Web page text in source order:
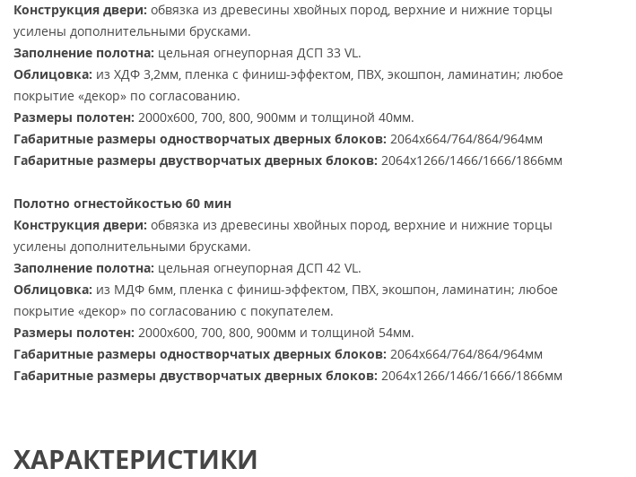
Конструкция двери: обвязка из древесины хвойных пород, верхние и нижние торцы
усилены дополнительными брусками.
Заполнение полотна: цельная огнеупорная ДСП 33 VL.
Облицовка: из ХДФ 3,2мм, пленка с финиш-эффектом, ПВХ, экошпон, ламинатин; любое
покрытие «декор» по согласованию.
Размеры полотен: 2000х600, 700, 800, 900мм и толщиной 40мм.
Габаритные размеры одностворчатых дверных блоков: 2064х664/764/864/964мм
Габаритные размеры двустворчатых дверных блоков: 2064х1266/1466/1666/1866мм
Полотно огнестойкостью 60 мин
Конструкция двери: обвязка из древесины хвойных пород, верхние и нижние торцы
усилены дополнительными брусками.
Заполнение полотна: цельная огнеупорная ДСП 42 VL.
Облицовка: из МДФ 6мм, пленка с финиш-эффектом, ПВХ, экошпон, ламинатин; любое
покрытие «декор» по согласованию с покупателем.
Размеры полотен: 2000х600, 700, 800, 900мм и толщиной 54мм.
Габаритные размеры одностворчатых дверных блоков: 2064х664/764/864/964мм
Габаритные размеры двустворчатых дверных блоков: 2064х1266/1466/1666/1866мм
ХАРАКТЕРИСТИКИ